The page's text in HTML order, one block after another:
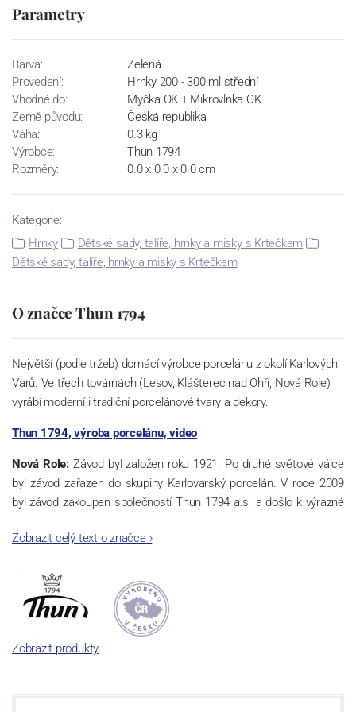
Parametry
Barva:
Zelená
Provedení:
Hrnky 200 - 300 ml střední
Vhodné do:
Myčka OK + Mikrovlnka OK
Země původu:
Česká republika
Váha:
0.3 kg
Výrobce:
Thun 1794
Rozměry:
0.0 x 0.0 x 0.0 cm
Kategorie:
Hrnky
Dětské sady, talíře, hrnky a misky s Krtečkem
Dětské sady, talíře, hrnky a misky s Krtečkem
O značce Thun 1794
Největší (podle tržeb) domácí výrobce porcelánu z okolí Karlových
Varů. Ve třech továrnách (Lesov, Klášterec nad Ohří, Nová Role)
vyrábí moderní i tradiční porcelánové tvary a dekory.
Thun 1794, výroba porcelánu, video
Nová Role: Závod byl založen roku 1921. Po druhé světové válce
byl závod zařazen do skupiny Karlovarský porcelán. V roce 2009
byl závod zakoupen společností Thun 1794 a.s. a došlo k výrazné
společnosti a v jejím areálu jsou umístěny i provoz servis a výroba
a ve své výrobě navazuje na více jak 220-letou tradici výroby
porcelánu. Kapacita tohoto závodu je 3.500 - 4.000 tun ročně,
závod je vybaven moderními technologickými zařízeními -
isostatické lisy, tlakové lití, glazovací komplex, rychlovýpalná pec,
komorová pec, vtavná dekorační pec. Závod nabízí své výrobky jak
Zobrazit celý text o značce›
Zobrazit produkty